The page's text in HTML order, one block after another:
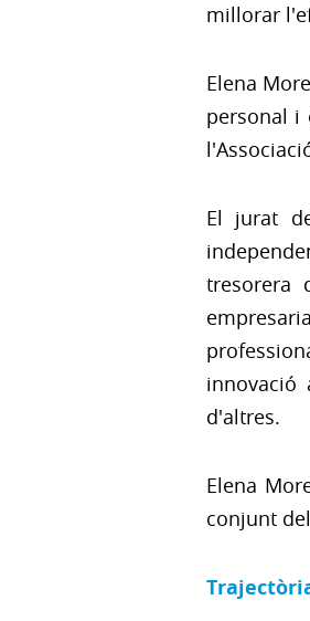
millorar
Elena
personal i
El jurat
tresorera
innovació
d'altres.
Elena
conjunt